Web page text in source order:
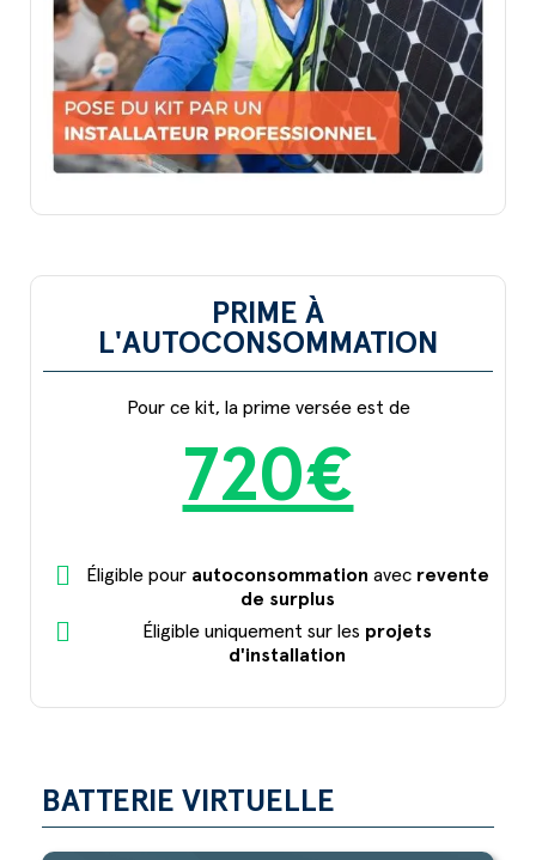
PRIME À
L'AUTOCONSOMMATION
Pour ce kit, la prime versée est de
720€
Éligible pour autoconsommation avec revente
de surplus
Éligible uniquement sur les projets
d'installation
BATTERIE VIRTUELLE